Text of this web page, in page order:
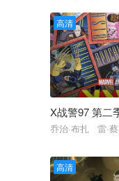
高清
X战警97 第二
乔治·布扎 雷·
高清